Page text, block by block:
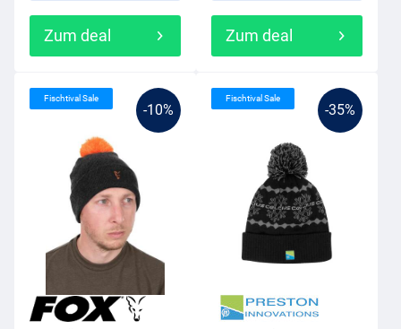
Zum deal Zum deal
-10%
Fischtival Sale
-35%
Fischtival Sale